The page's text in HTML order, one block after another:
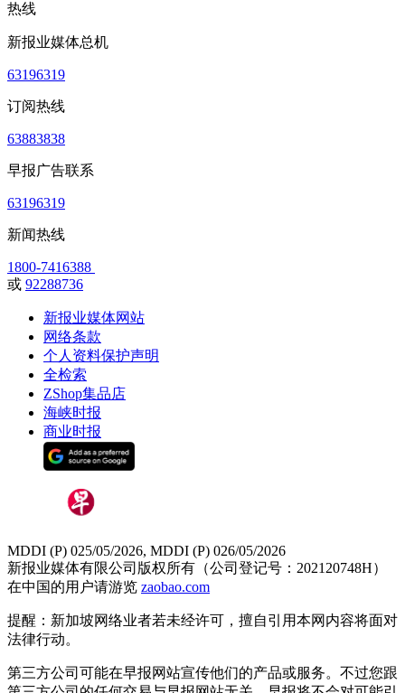
热线
新报业媒体总机
63196319
订阅热线
63883838
早报广告联系
63196319
新闻热线
1800-7416388
或 92288736
新报业媒体网站
网络条款
个人资料保护声明
全检索
ZShop集品店
海峡时报
商业时报
MDDI (P) 025/05/2026, MDDI (P) 026/05/2026
新报业媒体有限公司版权所有（公司登记号：202120748H）
在中国的用户请游览 zaobao.com
提醒：新加坡网络业者若未经许可，擅自引用本网内容将面对
法律行动。
第三方公司可能在早报网站宣传他们的产品或服务。不过您跟